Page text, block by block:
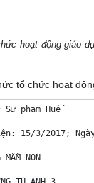
hoạt động giáo
tổ chức hoạt
phạm Huế
15/3/2017;
NON